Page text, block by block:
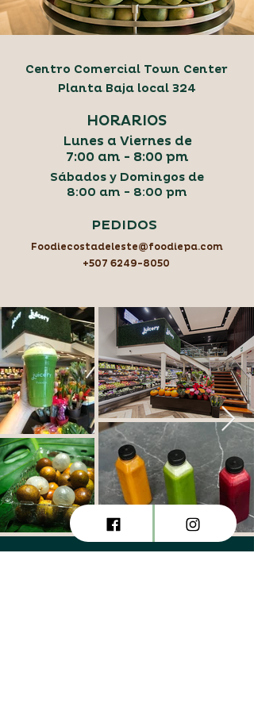
Centro Comercial Town Center
Planta Baja local 324
HORARIOS
Lunes a Viernes de
7:00 am - 8:00 pm
Sábados y Domingos de
8:00 am - 8:00 pm
Foodiecostadeleste@foodiepa.com
PEDIDOS
+507 6249-8050